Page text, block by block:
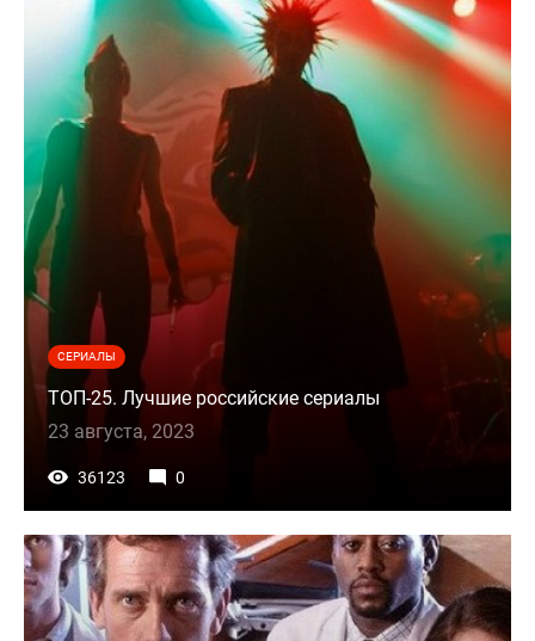
СЕРИАЛЫ
ТОП-25. Лучшие российские сериалы
23 августа, 2023
36123 0